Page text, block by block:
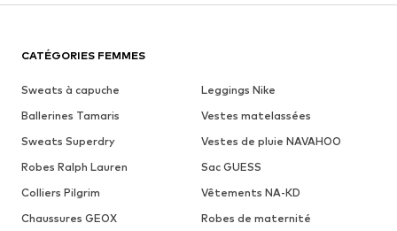
CATÉGORIES FEMMES
Sweats à capuche
Leggings Nike
Ballerines Tamaris
Vestes matelassées
Sweats Superdry
Vestes de pluie NAVAHOO
Robes Ralph Lauren
Sac GUESS
Colliers Pilgrim
Vêtements NA-KD
Chaussures GEOX
Robes de maternité